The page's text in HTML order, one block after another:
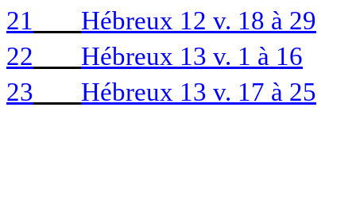
21
Hébreux 12 v. 18 à 29
22
Hébreux 13 v. 1 à 16
23
Hébreux 13 v. 17 à 25